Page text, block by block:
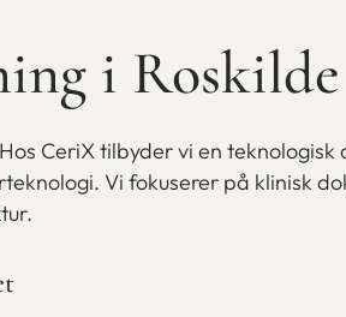
i Roskilde
CeriX tilbyder vi en teknologisk
Vi fokuserer på klinisk